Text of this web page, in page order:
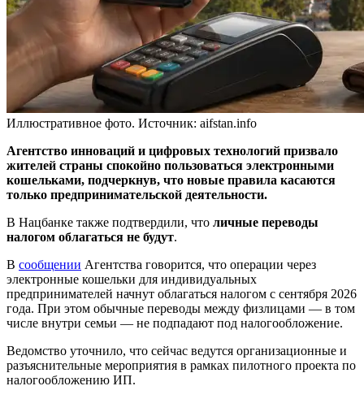
Иллюстративное фото. Источник: aifstan.info
Агентство инноваций и цифровых технологий призвало
жителей страны спокойно пользоваться электронными
кошельками, подчеркнув, что новые правила касаются
только предпринимательской деятельности.
В Нацбанке также подтвердили, что личные переводы
налогом облагаться не будут.
В сообщении Агентства говорится, что операции через
электронные кошельки для индивидуальных
предпринимателей начнут облагаться налогом с сентября 2026
года. При этом обычные переводы между физлицами — в том
числе внутри семьи — не подпадают под налогообложение.
Ведомство уточнило, что сейчас ведутся организационные и
разъяснительные мероприятия в рамках пилотного проекта по
налогообложению ИП.